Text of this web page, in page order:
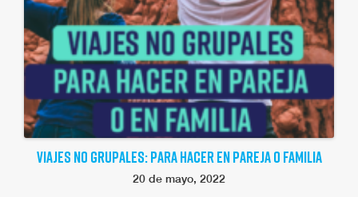
VIAJES NO GRUPALES: PARA HACER EN PAREJA O FAMILIA
20 de mayo, 2022